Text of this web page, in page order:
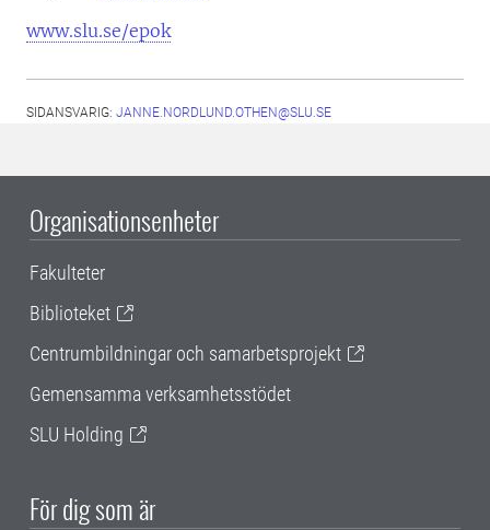
www.slu.se/epok
SIDANSVARIG: JANNE.NORDLUND.OTHEN@SLU.SE
Organisationsenheter
Fakulteter
Biblioteket
Centrumbildningar och samarbetsprojekt
Gemensamma verksamhetsstödet
SLU Holding
För dig som är